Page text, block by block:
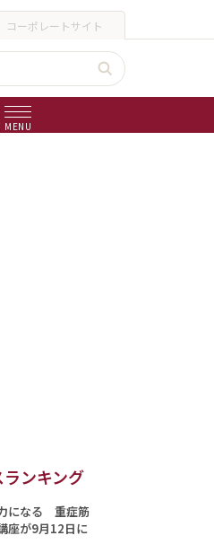
コーポレートサイト
MENU
ランキング
になる 重症筋
座が9月12日に